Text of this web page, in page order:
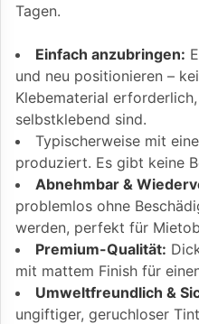
Tagen.
Einfach anzubringen:
und neu positionieren –
Klebematerial
selbstklebend sind.
Typischerweise mit
produziert. Es gibt keine
Abnehmbar &
problemlos ohne
werden, perfekt für
Premium-Qualität:
mit mattem Finish für
Umweltfreundlich &
ungiftiger, geruchloser